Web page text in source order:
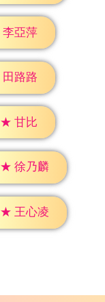
李亞萍
田路路
★ 甘比
★ 徐乃麟
★ 王心凌